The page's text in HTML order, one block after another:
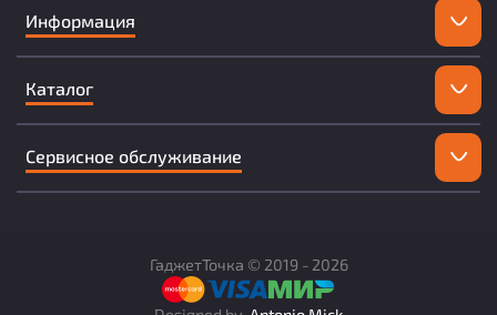
Информация
Каталог
Сервисное обслуживание
ГаджетТочка © 2019 - 2026